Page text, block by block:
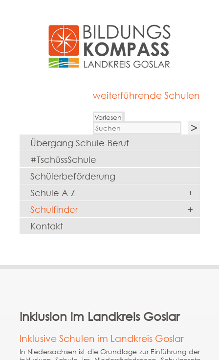
weiterführende Schulen
Vorlesen
Übergang Schule-Beruf
#TschüssSchule
Schülerbeförderung
Schule A-Z
+
Schulfinder
+
Kontakt
Inklusion im Landkreis Goslar
Inklusive Schulen im Landkreis Goslar
In Niedersachsen ist die Grundlage zur Einführung der